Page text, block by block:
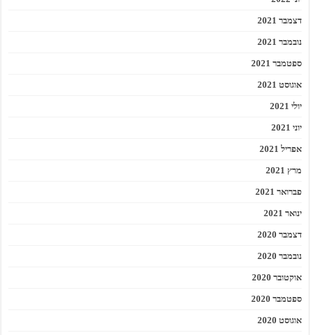
דצמבר 2021
נובמבר 2021
ספטמבר 2021
אוגוסט 2021
יולי 2021
יוני 2021
אפריל 2021
מרץ 2021
פברואר 2021
ינואר 2021
דצמבר 2020
נובמבר 2020
אוקטובר 2020
ספטמבר 2020
אוגוסט 2020